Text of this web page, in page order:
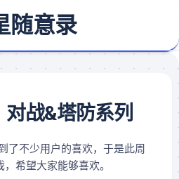
随意录
战&塔防系列
了不少用户的喜欢，于是此周
希望大家能够喜欢。